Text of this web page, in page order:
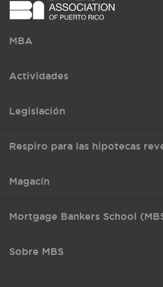
MBA
Actividades
Legislación
Respiro para las hipotecas
Magacín
Mortgage Bankers School
Sobre MBS